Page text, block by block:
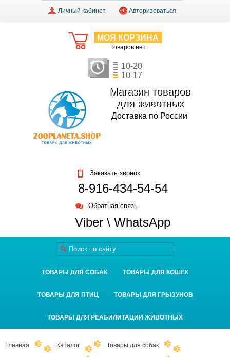
Личный кабинет Авторизоваться
МОЯ КОРЗИНА
Товаров нет
10-20
10-17
Магазин товаров
для животных
Доставка по России
Заказать звонок
8-916-434-54-54
Обратная связь
Viber \ WhatsApp
ТОВАРЫ ДЛЯ СОБАК ТОВАРЫ ДЛЯ КОШЕК
ТОВАРЫ ДЛЯ ПТИЦ ТОВАРЫ ДЛЯ ГРЫЗУНОВ
ТОВАРЫ ДЛЯ РЕАБИЛИТАЦИИ ЖИВОТНЫХ
Главная Каталог Товары для собак